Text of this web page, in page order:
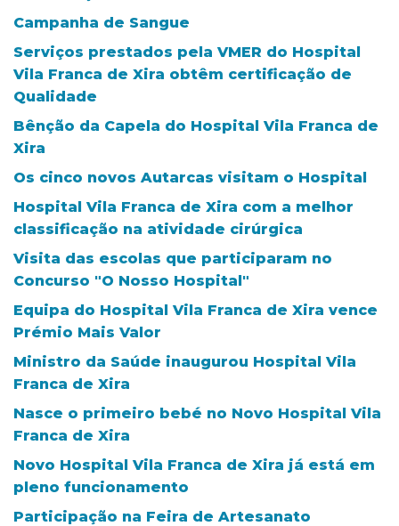
Campanha de Sangue
Serviços prestados pela VMER do Hospital
Vila Franca de Xira obtêm certificação de
Qualidade
Bênção da Capela do Hospital Vila Franca de
Xira
Os cinco novos Autarcas visitam o Hospital
Hospital Vila Franca de Xira com a melhor
classificação na atividade cirúrgica
Visita das escolas que participaram no
Concurso "O Nosso Hospital"
Equipa do Hospital Vila Franca de Xira vence
Prémio Mais Valor
Ministro da Saúde inaugurou Hospital Vila
Franca de Xira
Nasce o primeiro bebé no Novo Hospital Vila
Franca de Xira
Novo Hospital Vila Franca de Xira já está em
pleno funcionamento
Participação na Feira de Artesanato